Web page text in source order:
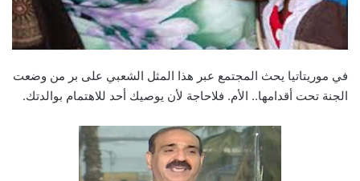
في موريتاتيا يحث المجتمع عبر هذا المثل الشعبي على بر من وضعت
الجنة تحت أقدامها.. الأم. فلاحاجة لأن يوصيك أحد للاهتمام بوالدتك.